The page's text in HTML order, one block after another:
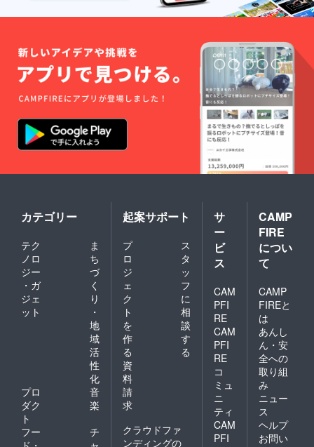
カテゴリー
テク
ノロ
ジー
・ガ
ジェ
ット
ま
ち
づ
く
り
・
地
域
活
性
化
プロ
ダク
ト
音
楽
フー
チ
起案サポート
プ
ロ
ジ
ェ
ク
ト
を
作
る
ス
タ
ッ
フ
に
相
談
す
る
資
料
請
求
クラウドファ
ンディングの
サ
ー
ビ
ス
CAM
PFI
RE
CAM
PFI
RE
コ
ミュ
ニ
ティ
CAM
PFI
CAMP
FIRE
につい
て
CAMP
FIREと
は
あんし
ん・安
全への
取り組
み
ニュー
ス
ヘルプ
お問い